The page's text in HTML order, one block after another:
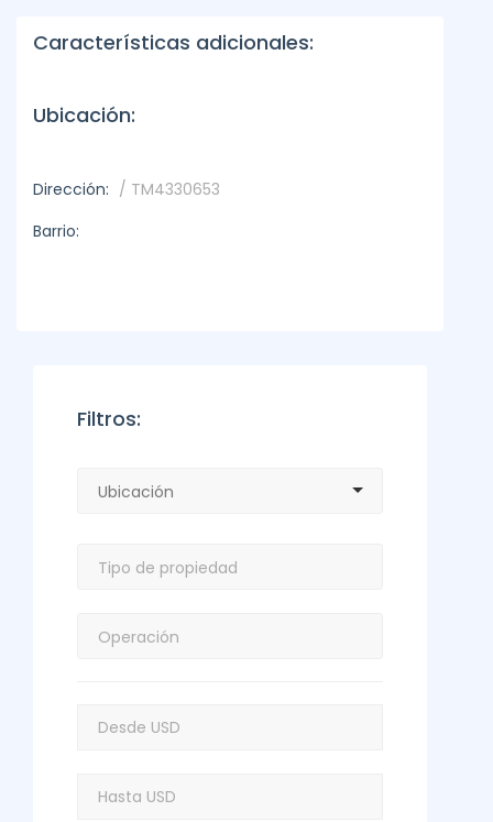
Características adicionales:
Ubicación:
Dirección: / TM4330653
Barrio:
Filtros: